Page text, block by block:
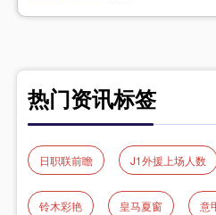
热门资讯标签
日职联前瞻 J1外援上场人数
铃木彩艳 皇马夏窗 意